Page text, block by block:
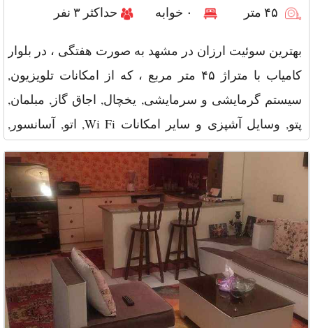
حداکثر ۳ نفر
بهترین سوئیت ارزان در مشهد به صورت هفتگی ، در بلوار
کامیاب با متراژ ۴۵ متر مربع ، که از امکانات تلویزیون,
سیستم گرمایشی و سرمایشی, یخچال, اجاق گاز, مبلمان,
پتو, وسایل آشپزی و سایر امکانات Wi Fi, اتو, آسانسور,
نگهبانی با